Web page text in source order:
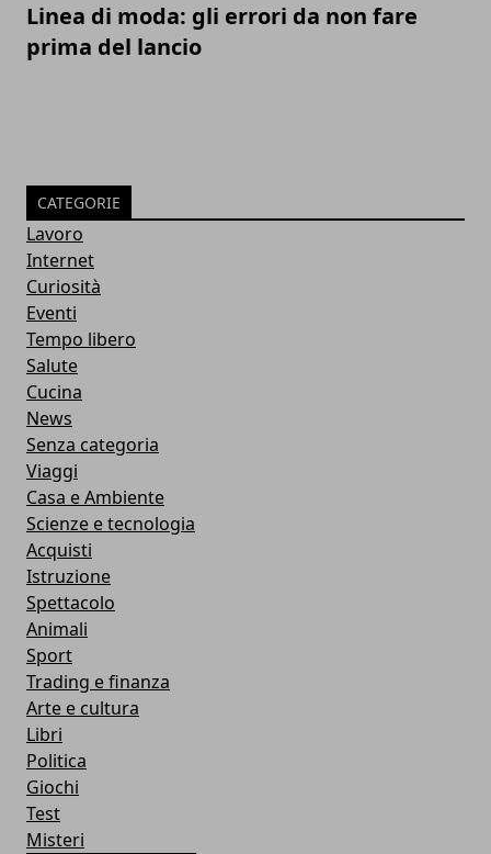
Linea di moda: gli errori da non fare
prima del lancio
CATEGORIE
Lavoro
Internet
Curiosità
Eventi
Tempo libero
Salute
Cucina
News
Senza categoria
Viaggi
Casa e Ambiente
Scienze e tecnologia
Acquisti
Istruzione
Spettacolo
Animali
Sport
Trading e finanza
Arte e cultura
Libri
Politica
Giochi
Test
Misteri